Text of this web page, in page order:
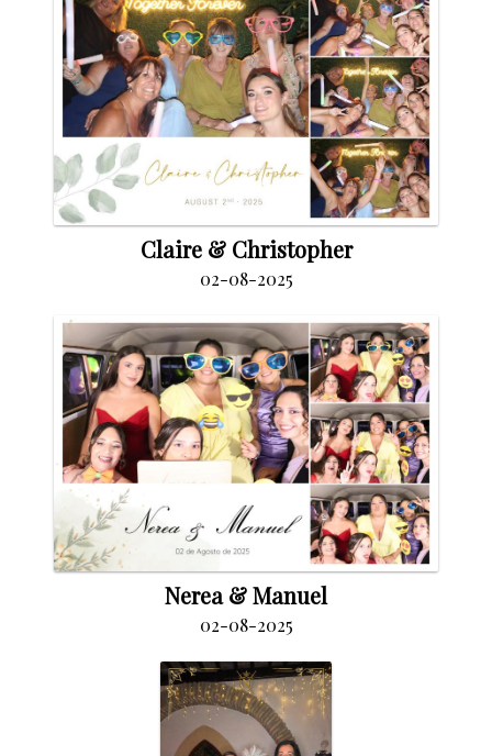
Claire & Christopher
02-08-2025
Nerea & Manuel
02-08-2025